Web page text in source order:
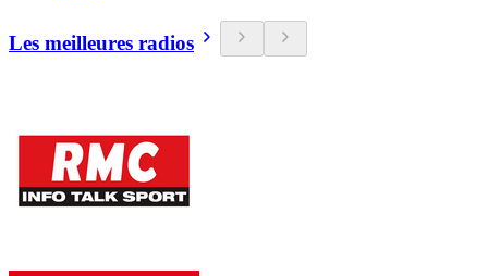
Les meilleures radios